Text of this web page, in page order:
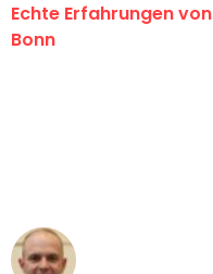
Echte Erfahrungen
Bonn